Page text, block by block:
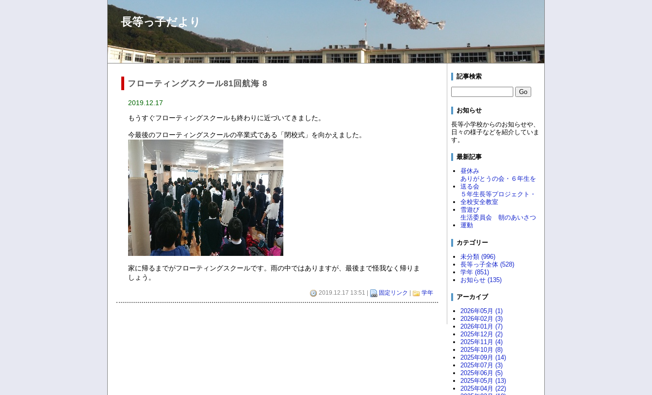
長等っ子だより
フローティングスクール81回航海 8
2019.12.17
もうすぐフローティングスクールも終わりに近づいてきました。
今最後のフローティングスクールの卒業式である「閉校式」を向かえました。
家に帰るまでがフローティングスクールです。雨の中ではありますが、最後まで怪我なく帰りま
しょう。
2019.12.17 13:51 | 固定リンク 学年
記事検索
お知らせ
長等小学校からのお知らせや、
日々の様子などを紹介していま
す。
最新記事
昼休み
ありがとうの会・６年生を
送る会
５年生長等プロジェクト・
全校安全教室
雪遊び
生活委員会 朝のあいさつ
運動
カテゴリー
未分類 (996)
長等っ子全体 (528)
学年 (851)
お知らせ (135)
アーカイブ
2026年05月 (1)
2026年02月 (3)
2026年01月 (7)
2025年12月 (2)
2025年11月 (4)
2025年10月 (8)
2025年09月 (14)
2025年07月 (3)
2025年06月 (5)
2025年05月 (13)
2025年04月 (22)